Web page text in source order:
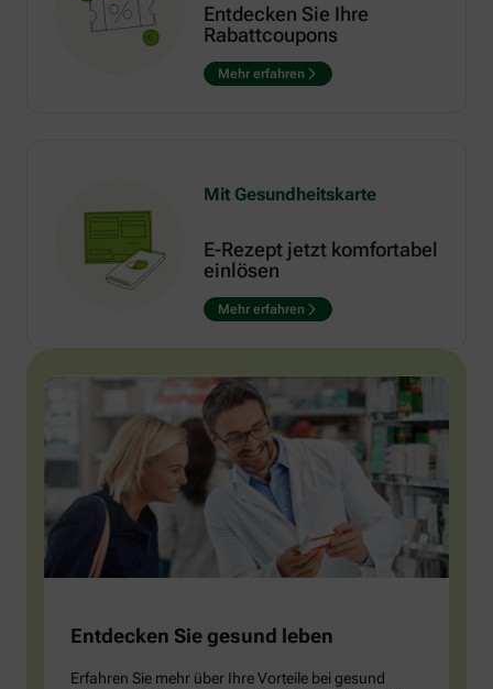
Entdecken Sie Ihre
Rabattcoupons
Mehr erfahren
Mit Gesundheitskarte
E-Rezept jetzt komfortabel
einlösen
Mehr erfahren
Entdecken Sie gesund leben
Erfahren Sie mehr über Ihre Vorteile bei gesund